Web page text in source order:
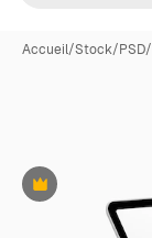
Accueil/Stock/PSD/
Premium